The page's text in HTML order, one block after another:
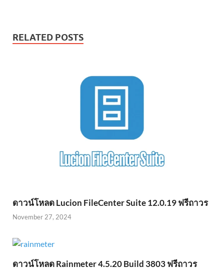
RELATED POSTS
ดาวน์โหลด Lucion FileCenter Suite 12.0.19 ฟรีถาวร
November 27, 2024
ดาวน์โหลด Rainmeter 4.5.20 Build 3803 ฟรีถาวร